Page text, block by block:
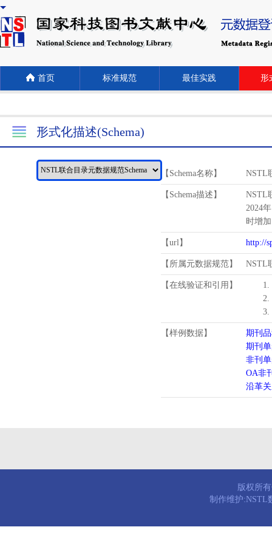
首页 标准规范 最佳实践 形
形式化描述(Schema)
【Schema名称】 NSTL
【Schema描述】
NSTL
2024
时增
【url】 http://
【所属元数据规范】 NSTL
【在线验证和引用】
1.
2.
3.
【样例数据】
期刊
期刊
非刊
OA非
沿革
版权所
制作维护:NSTL